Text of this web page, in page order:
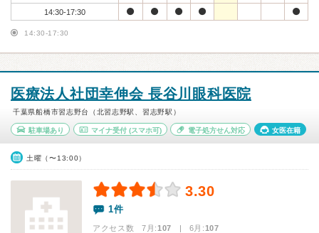
14:30-17:30
14:30-17:30
医療法人社団幸伸会 長谷川眼科医院
千葉県船橋市習志野台（北習志野駅、習志野駅）
駐車場あり マイナ受付(スマホ可) 電子処方せん対応 女医在籍
土曜（〜13:00）
3.30
1件
アクセス数 7月:107 | 6月:107